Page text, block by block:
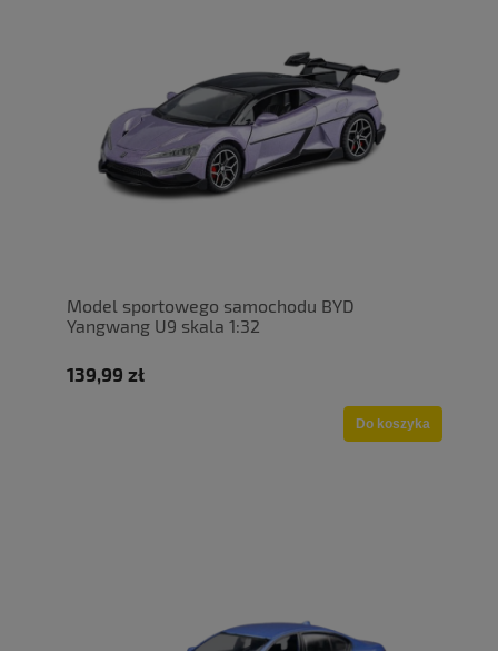
Model sportowego samochodu BYD
Yangwang U9 skala 1:32
139,99 zł
Do koszyka